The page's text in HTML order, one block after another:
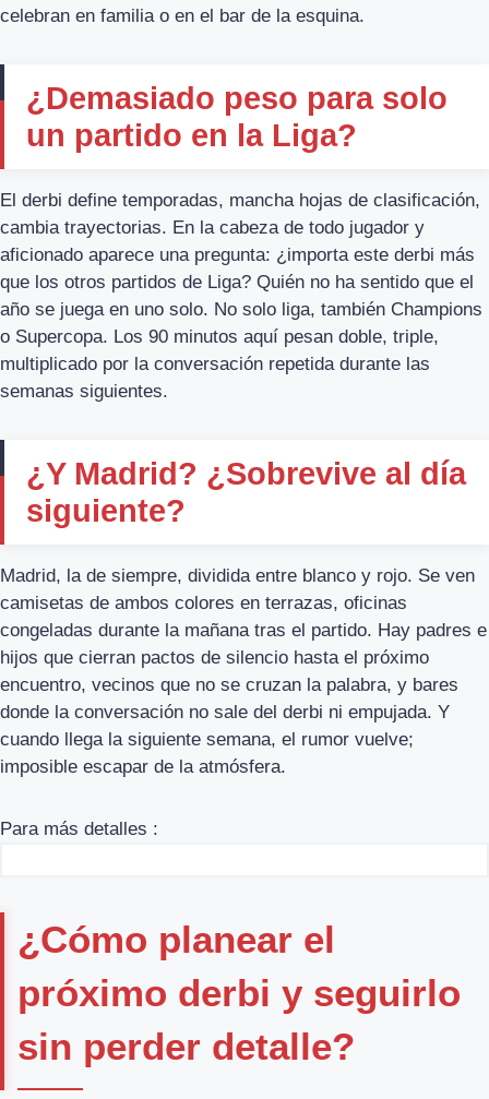
celebran en familia o en el bar de la esquina.
¿Demasiado peso para solo
un partido en la Liga?
El derbi define temporadas, mancha hojas de clasificación,
cambia trayectorias. En la cabeza de todo jugador y
aficionado aparece una pregunta: ¿importa este derbi más
que los otros partidos de Liga? Quién no ha sentido que el
año se juega en uno solo. No solo liga, también Champions
o Supercopa. Los 90 minutos aquí pesan doble, triple,
multiplicado por la conversación repetida durante las
semanas siguientes.
¿Y Madrid? ¿Sobrevive al día
siguiente?
Madrid, la de siempre, dividida entre blanco y rojo. Se ven
camisetas de ambos colores en terrazas, oficinas
congeladas durante la mañana tras el partido. Hay padres e
hijos que cierran pactos de silencio hasta el próximo
encuentro, vecinos que no se cruzan la palabra, y bares
donde la conversación no sale del derbi ni empujada. Y
cuando llega la siguiente semana, el rumor vuelve;
imposible escapar de la atmósfera.
Para más detalles :
¿Cómo planear el
próximo derbi y seguirlo
sin perder detalle?